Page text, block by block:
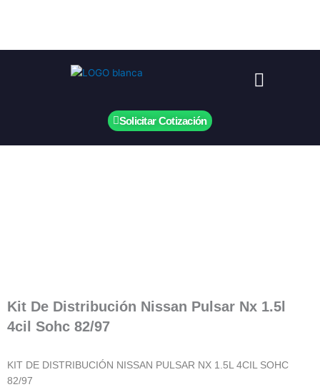
Menú
Solicitar Cotización
Kit De Distribución Nissan Pulsar Nx 1.5l
4cil Sohc 82/97
KIT DE DISTRIBUCIÓN NISSAN PULSAR NX 1.5L 4CIL SOHC
82/97